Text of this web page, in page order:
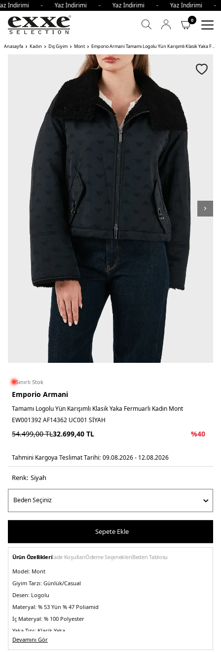
İndirimi - Yaz İndirimi - Yaz İndirimi - Yaz
0
Anasayfa Kadın Dış Giyim Mont Emporio Armani Tamamı Logolu Yün Karışımlı Klasik Yaka Fermuarlı Kadın Mont
Sınırlı Stok
Emporio Armani
Tamamı Logolu Yün Karışımlı Klasik Yaka Fermuarlı Kadın Mont
EW001392 AF14362 UC001 SİYAH
54.499,00TL32.699,40 TL %40
Tahmini Kargoya Teslimat Tarihi: 09.08.2026 - 12.08.2026
Renk: si̇yah
Sepete Ekle
Ürün Özellikleriİade KoşullarıÖdeme SeçenekleriBeden Tablosu
Model: Mont
Giyim Tarzı: Günlük/Casual
Desen: Logolu
Materyal: % 53 Yün % 47 Poliamid
İç Materyal: % 100 Polyester
Yaka Tipi: Klasik Yaka
Kapama Şekli:
Devamını Gör